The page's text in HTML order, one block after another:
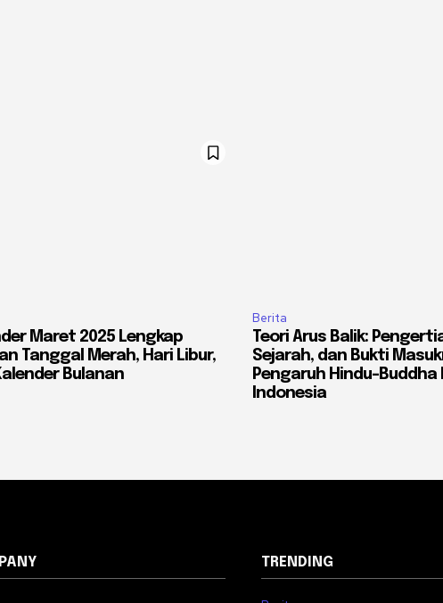
Maret 2025 Lengkap
Tanggal Merah, Hari Libur,
Bulanan
Berita
Teori Arus Balik:
Sejarah, dan Bukti
Pengaruh Hindu-Buddha
Indonesia
TRENDING